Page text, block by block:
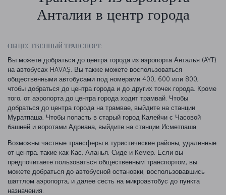
Анталии в центр города
ОБЩЕСТВЕННЫЙ ТРАНСПОРТ:
Вы можете добраться до центра города из аэропорта Анталья (AYT)
на автобусах HAVAŞ. Вы также можете воспользоваться
общественными автобусами под номерами 400, 600 или 800,
чтобы добраться до центра города и до других точек города. Кроме
того, от аэропорта до центра города ходит трамвай. Чтобы
добраться до центра города на трамвае, выйдите на станции
Муратпаша. Чтобы попасть в старый город Калейчи с Часовой
башней и воротами Адриана, выйдите на станции Исметпаша.
Возможны частные трансферы в туристические районы, удаленные
от центра, такие как Кас, Аланья, Сиде и Кемер. Если вы
предпочитаете пользоваться общественным транспортом, вы
можете добраться до автобусной остановки, воспользовавшись
шаттлом аэропорта, и далее сесть на микроавтобус до пункта
назначения.